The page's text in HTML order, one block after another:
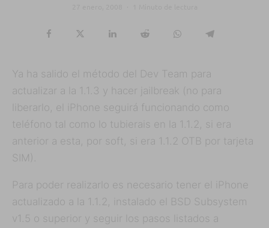
Ya ha salido el método del Dev Team para
actualizar a la 1.1.3 y hacer jailbreak (no para
liberarlo, el iPhone seguirá funcionando como
teléfono tal como lo tubierais en la 1.1.2, si era
anterior a esta, por soft, si era 1.1.2 OTB por tarjeta
SIM).
Para poder realizarlo es necesario tener el iPhone
actualizado a la 1.1.2, instalado el BSD Subsystem
v1.5 o superior y seguir los pasos listados a